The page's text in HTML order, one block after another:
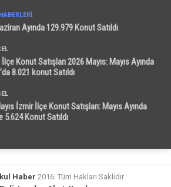
Ayında 129.979 Konut Satıldı
Konut Satışları 2026 Mayıs: Mayıs Ayında
8.021 konut Satıldı
İzmir İlçe Konut Satışları: Mayıs Ayında
5.624 Konut Satıldı
Haber 2016. Tüm Hakları Saklıdır.